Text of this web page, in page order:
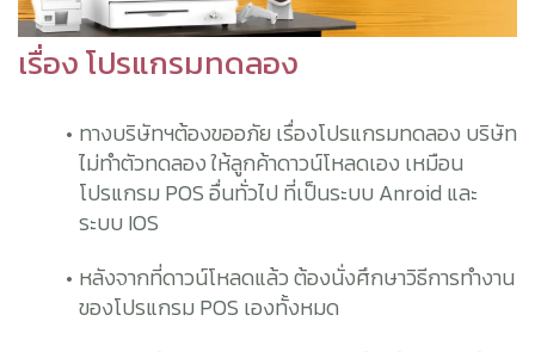
เรื่อง โปรแกรมทดลอง
ทางบริษัทฯต้องขออภัย เรื่องโปรแกรมทดลอง บริษัท
ไม่ทำตัวทดลอง ให้ลูกค้าดาวน์โหลดเอง เหมือน
โปรแกรม POS อื่นทั่วไป ที่เป็นระบบ Anroid และ
ระบบ IOS
หลังจากที่ดาวน์โหลดแล้ว ต้องนั่งศึกษาวิธีการทำงาน
ของโปรแกรม POS เองทั้งหมด